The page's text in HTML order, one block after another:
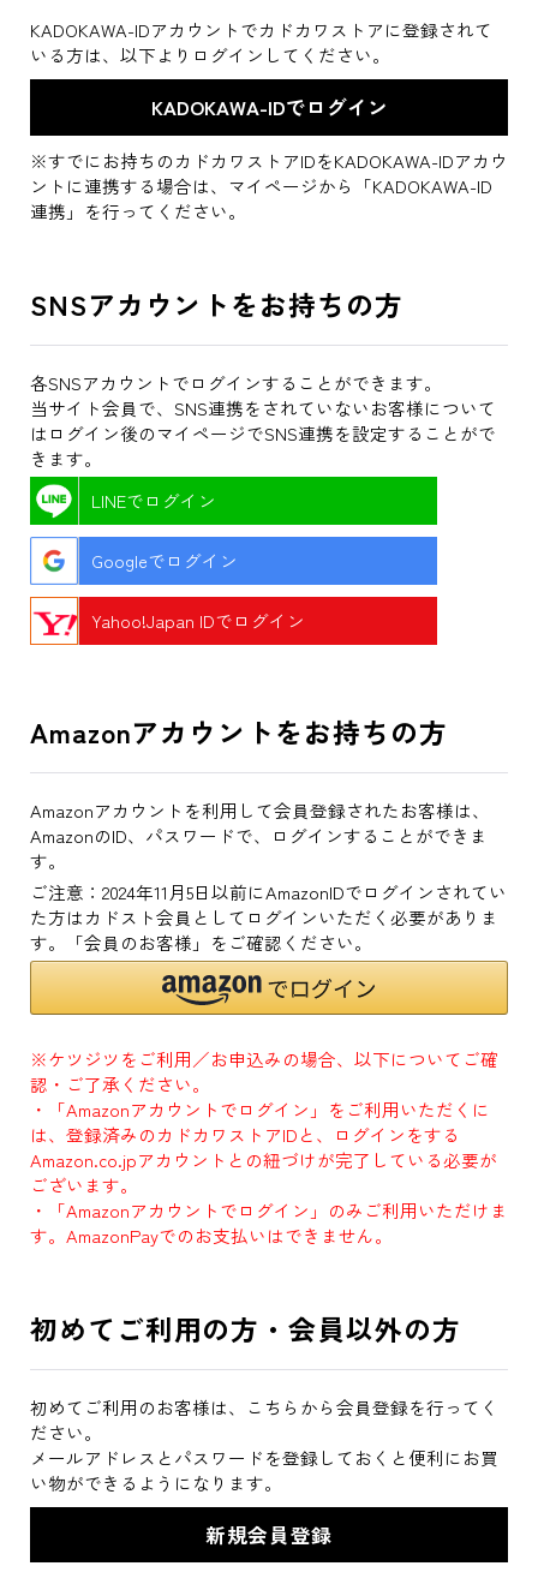
KADOKAWA-IDアカウントでカドカワストアに登録されて
いる方は、以下よりログインしてください。
※すでにお持ちのカドカワストアIDをKADOKAWA-IDアカウ
ントに連携する場合は、マイページから「KADOKAWA-ID
連携」を行ってください。
SNSアカウントをお持ちの方
各SNSアカウントでログインすることができます。
当サイト会員で、SNS連携をされていないお客様について
はログイン後のマイページでSNS連携を設定することがで
きます。
LINEでログイン
Googleでログイン
Yahoo!Japan IDでログイン
Amazonアカウントをお持ちの方
Amazonアカウントを利用して会員登録されたお客様は、
AmazonのID、パスワードで、ログインすることができま
す。
ご注意：2024年11月5日以前にAmazonIDでログインされてい
た方はカドスト会員としてログインいただく必要がありま
す。「会員のお客様」をご確認ください。
※ケツジツをご利用／お申込みの場合、以下についてご確
認・ご了承ください。
・「Amazonアカウントでログイン」をご利用いただくに
は、登録済みのカドカワストアIDと、ログインをする
Amazon.co.jpアカウントとの紐づけが完了している必要が
ございます。
・「Amazonアカウントでログイン」のみご利用いただけま
す。AmazonPayでのお支払いはできません。
初めてご利用の方・会員以外の方
初めてご利用のお客様は、こちらから会員登録を行ってく
ださい。
メールアドレスとパスワードを登録しておくと便利にお買
い物ができるようになります。